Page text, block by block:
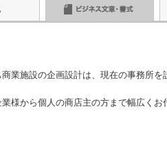
業施設の企画設計は、現在の事務所を
様から個人の商店主の方まで幅広くお